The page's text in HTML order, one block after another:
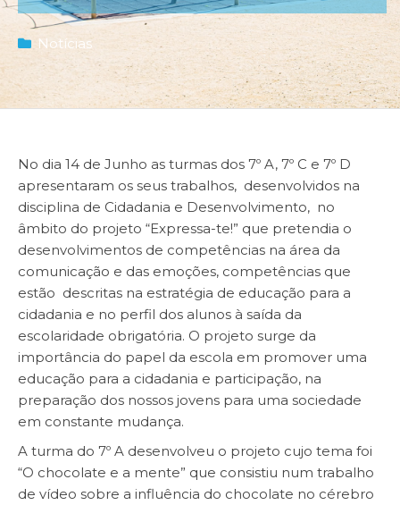
Notícias
No dia 14 de Junho as turmas dos 7º A, 7º C e 7º D
apresentaram os seus trabalhos, desenvolvidos na
disciplina de Cidadania e Desenvolvimento, no
âmbito do projeto “Expressa-te!” que pretendia o
desenvolvimentos de competências na área da
comunicação e das emoções, competências que
estão descritas na estratégia de educação para a
cidadania e no perfil dos alunos à saída da
escolaridade obrigatória. O projeto surge da
importância do papel da escola em promover uma
educação para a cidadania e participação, na
preparação dos nossos jovens para uma sociedade
em constante mudança.
A turma do 7º A desenvolveu o projeto cujo tema foi
“O chocolate e a mente” que consistiu num trabalho
de vídeo sobre a influência do chocolate no cérebro